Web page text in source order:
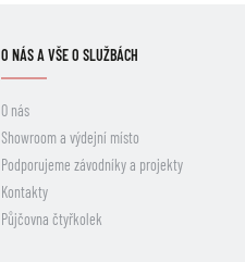
O NÁS A VŠE O SLUŽBÁCH
O nás
Showroom a výdejní místo
Podporujeme závodníky a projekty
Kontakty
Půjčovna čtyřkolek